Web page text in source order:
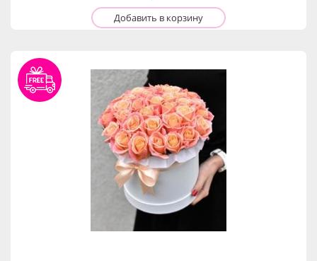
Добавить в корзину